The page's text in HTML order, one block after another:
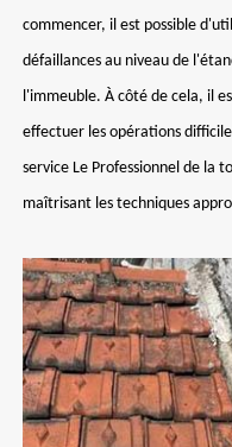
commencer, il est possible
défaillances au niveau de
l'immeuble. À côté de cela, il
effectuer les opérations
service Le Professionnel de la
maîtrisant les techniques